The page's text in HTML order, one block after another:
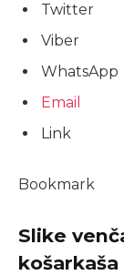
Twitter
Viber
WhatsApp
Email
Link
Bookmark
Slike